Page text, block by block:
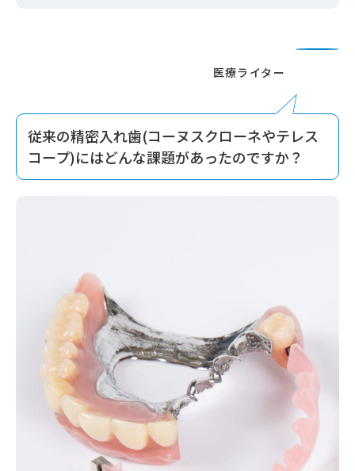
従来の精密入れ歯(コーヌスクローネやテレス
コープ)にはどんな課題があったのですか？